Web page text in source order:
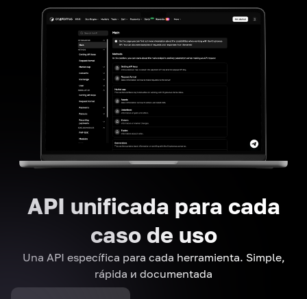
API unificada para cada
caso de uso
Una API específica para cada herramienta. Simple,
rápida и documentada